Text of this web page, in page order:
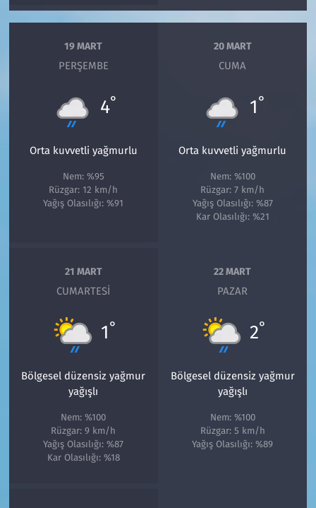
19 MART
PERŞEMBE
4°
Orta kuvvetli yağmurlu
Nem: %95
Rüzgar: 12 km/h
Yağış Olasılığı: %91
20 MART
CUMA
1°
Orta kuvvetli yağmurlu
Nem: %100
Rüzgar: 7 km/h
Yağış Olasılığı: %87
Kar Olasılığı: %21
21 MART
CUMARTESI
1°
Bölgesel düzensiz yağmur
yağışlı
Nem: %100
Rüzgar: 9 km/h
Yağış Olasılığı: %87
Kar Olasılığı: %18
22 MART
PAZAR
2°
Bölgesel düzensiz yağmur
yağışlı
Nem: %100
Rüzgar: 5 km/h
Yağış Olasılığı: %89